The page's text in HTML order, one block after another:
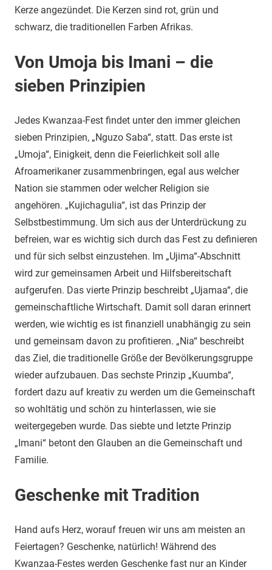
Kerze angezündet. Die Kerzen sind rot, grün und
schwarz, die traditionellen Farben Afrikas.
Von Umoja bis Imani – die
sieben Prinzipien
Jedes Kwanzaa-Fest findet unter den immer gleichen
sieben Prinzipien, „Nguzo Saba“, statt. Das erste ist
„Umoja“, Einigkeit, denn die Feierlichkeit soll alle
Afroamerikaner zusammenbringen, egal aus welcher
Nation sie stammen oder welcher Religion sie
angehören. „Kujichagulia“, ist das Prinzip der
Selbstbestimmung. Um sich aus der Unterdrückung zu
befreien, war es wichtig sich durch das Fest zu definieren
und für sich selbst einzustehen. Im „Ujima“-Abschnitt
wird zur gemeinsamen Arbeit und Hilfsbereitschaft
aufgerufen. Das vierte Prinzip beschreibt „Ujamaa“, die
gemeinschaftliche Wirtschaft. Damit soll daran erinnert
werden, wie wichtig es ist finanziell unabhängig zu sein
und gemeinsam davon zu profitieren. „Nia“ beschreibt
das Ziel, die traditionelle Größe der Bevölkerungsgruppe
wieder aufzubauen. Das sechste Prinzip „Kuumba“,
fordert dazu auf kreativ zu werden um die Gemeinschaft
so wohltätig und schön zu hinterlassen, wie sie
weitergegeben wurde. Das siebte und letzte Prinzip
„Imani“ betont den Glauben an die Gemeinschaft und
Familie.
Geschenke mit Tradition
Hand aufs Herz, worauf freuen wir uns am meisten an
Feiertagen? Geschenke, natürlich! Während des
Kwanzaa-Festes werden Geschenke fast nur an Kinder